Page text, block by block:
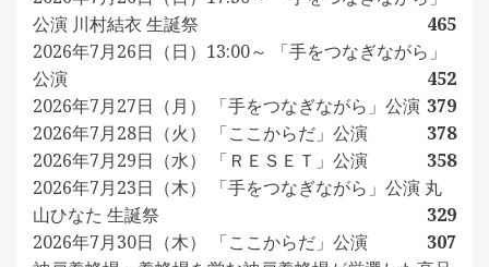
公演 川村結衣 生誕祭
465
2026年7月26日（日）13:00～ 「手をつなぎながら」
公演
452
2026年7月27日（月） 「手をつなぎながら」公演 379
2026年7月28日（火） 「ここからだ」公演
378
2026年7月29日（水） 「ＲＥＳＥＴ」公演
358
2026年7月23日（木） 「手をつなぎながら」公演 丸
山ひなた 生誕祭
329
2026年7月30日（木） 「ここからだ」公演
307